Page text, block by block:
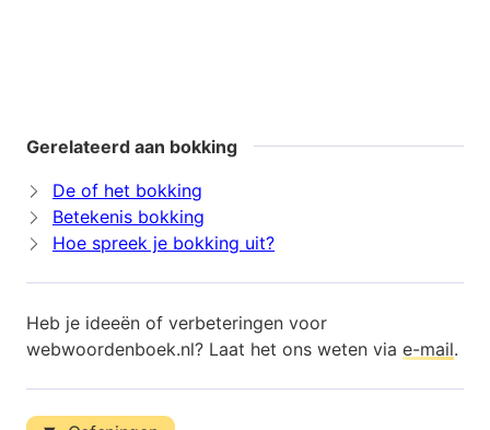
Gerelateerd aan bokking
De of het bokking
Betekenis bokking
Hoe spreek je bokking uit?
Heb je ideeën of verbeteringen voor
webwoordenboek.nl? Laat het ons weten via e-mail.